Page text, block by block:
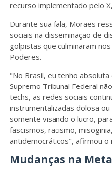
recurso implementado pelo
Durante sua fala, Moraes
sociais na disseminação de
golpistas que culminaram
Poderes.
"No Brasil, eu tenho
Supremo Tribunal Federal
techs, as redes sociais
instrumentalizadas dolosa ou
somente visando o lucro,
fascismos, racismo,
antidemocráticos", afirmou o
Mudanças na Meta